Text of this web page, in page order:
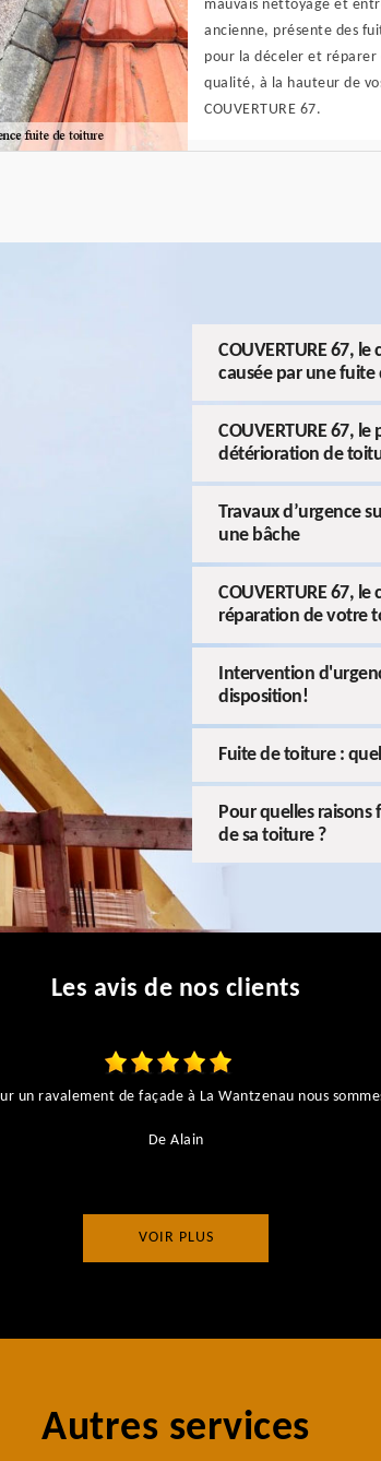
mauvais nettoyage et
ancienne, présente des
pour la déceler et
qualité, à la hauteur de
COUVERTURE 67.
COUVERTURE 67,
causée par une
COUVERTURE 67,
détérioration de
Travaux d’urgence
une bâche
COUVERTURE 67,
réparation de votre
Intervention
disposition!
Fuite de toiture :
Pour quelles
de sa toiture ?
Les avis de nos clients
un ravalement de façade à La Wantzenau nous
De Alain
VOIR PLUS
Autres services